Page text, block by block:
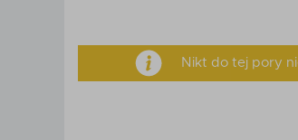
Nikt do tej pory